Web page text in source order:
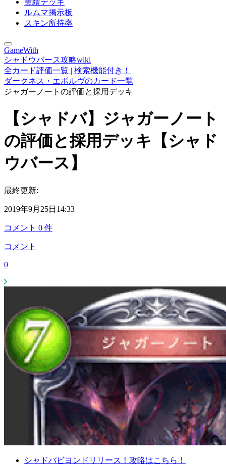
実績デッキ
ルムマ掲示板
スキン所持率
GameWith
シャドウバース攻略wiki
全カード評価一覧 | 検索機能付き！
ダークネス・エボルヴのカード一覧
ジャガーノートの評価と採用デッキ
【シャドバ】ジャガーノート
の評価と採用デッキ【シャド
ウバース】
最終更新:
2019年9月25日14:33
コメント 0 件
コメント
0
シャドバビヨンドリリース！攻略はこちら！